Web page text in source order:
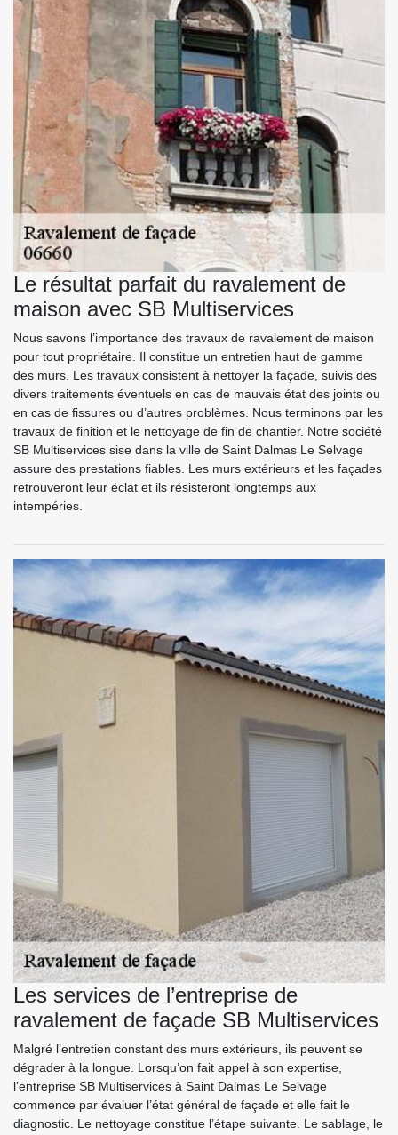
Le résultat parfait du ravalement de
maison avec SB Multiservices
Nous savons l’importance des travaux de ravalement de maison
pour tout propriétaire. Il constitue un entretien haut de gamme
des murs. Les travaux consistent à nettoyer la façade, suivis des
divers traitements éventuels en cas de mauvais état des joints ou
en cas de fissures ou d’autres problèmes. Nous terminons par les
travaux de finition et le nettoyage de fin de chantier. Notre société
SB Multiservices sise dans la ville de Saint Dalmas Le Selvage
assure des prestations fiables. Les murs extérieurs et les façades
retrouveront leur éclat et ils résisteront longtemps aux
intempéries.
Les services de l’entreprise de
ravalement de façade SB Multiservices
Malgré l’entretien constant des murs extérieurs, ils peuvent se
dégrader à la longue. Lorsqu’on fait appel à son expertise,
l’entreprise SB Multiservices à Saint Dalmas Le Selvage
commence par évaluer l’état général de façade et elle fait le
diagnostic. Le nettoyage constitue l’étape suivante. Le sablage, le